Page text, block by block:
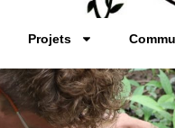
Projets